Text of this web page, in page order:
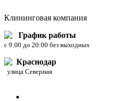
Клининговая компания
График работы
c 9:00 до 20:00 без выходных
Краснодар
улица Северная